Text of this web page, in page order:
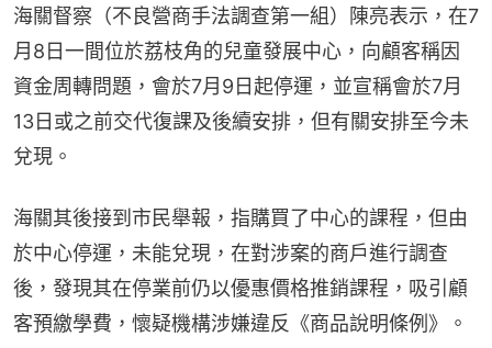
海關督察（不良營商手法調查第一組）陳亮表示，在7
月8日一間位於荔枝角的兒童發展中心，向顧客稱因
資金周轉問題，會於7月9日起停運，並宣稱會於7月
13日或之前交代復課及後續安排，但有關安排至今未
兌現。
海關其後接到市民舉報，指購買了中心的課程，但由
於中心停運，未能兌現，在對涉案的商戶進行調查
後，發現其在停業前仍以優惠價格推銷課程，吸引顧
客預繳學費，懷疑機構涉嫌違反《商品說明條例》。